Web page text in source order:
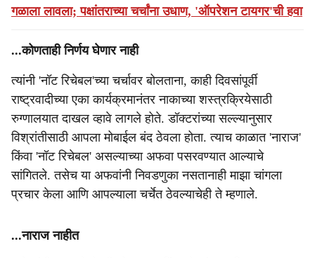
गळाला लावला; पक्षांतराच्या चर्चांना उधाण, 'ऑपरेशन टायगर'ची हवा
...कोणताही निर्णय घेणार नाही
त्यांनी 'नॉट रिचेबल'च्या चर्चावर बोलताना, काही दिवसांपूर्वी
राष्ट्रवादीच्या एका कार्यक्रमानंतर नाकाच्या शस्त्रक्रियेसाठी
रुग्णालयात दाखल व्हावे लागले होते. डॉक्टरांच्या सल्ल्यानुसार
विश्रांतीसाठी आपला मोबाईल बंद ठेवला होता. त्याच काळात 'नाराज'
किंवा 'नॉट रिचेबल' असल्याच्या अफवा पसरवण्यात आल्याचे
सांगितले. तसेच या अफवांनी निवडणुका नसतानाही माझा चांगला
प्रचार केला आणि आपल्याला चर्चेत ठेवल्याचेही ते म्हणाले.
...नाराज नाहीत